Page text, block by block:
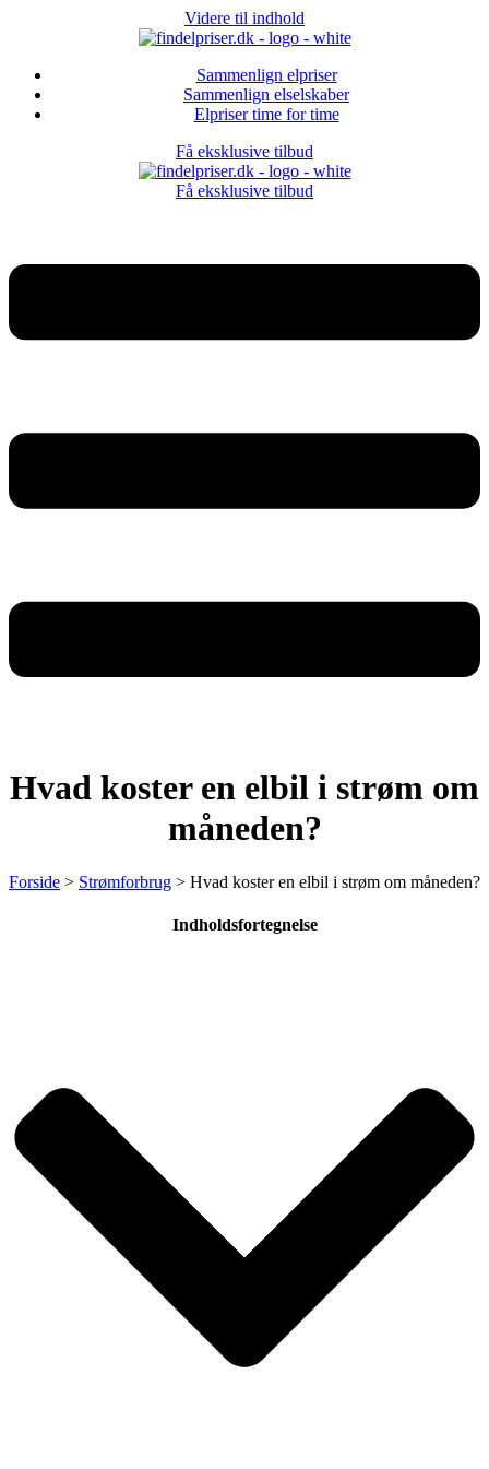
Videre til indhold
Sammenlign elpriser
Sammenlign elselskaber
Elpriser time for time
Få eksklusive tilbud
Få eksklusive tilbud
Hvad koster en elbil i strøm om
måneden?
Forside > Strømforbrug > Hvad koster en elbil i strøm om måneden?
Indholdsfortegnelse